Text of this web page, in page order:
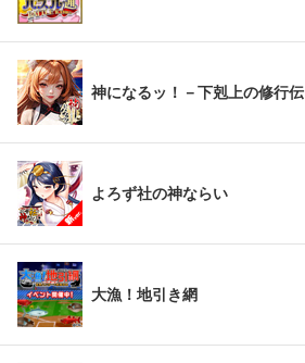
神になるッ！－下剋上の修行伝
よろず社の神ならい
大漁！地引き網